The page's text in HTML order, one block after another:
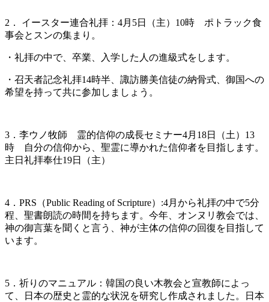
2． イースター連合礼拝：4月5日（主）10時 ポトラック食
事会とスンの集まり。
・礼拝の中で、卒業、入学した人の進級式をします。
・召天者記念礼拝14時半、諏訪勝美信徒の納骨式、御国への
希望を持って共に参加しましょう。
3．李ウノ牧師 霊的信仰の成長セミナー4月18日（土）13
時 自分の信仰から、聖霊に導かれた信仰者を目指します。
主日礼拝奉仕19日（主）
4．PRS（Public Reading of Scripture）:4月から礼拝の中で5分
程、聖書朗読の時間を持ちます。今年、オンヌリ教会では、
神の御言葉を聞くと言う、神が主体の信仰の回復を目指して
います。
5．祈りのマニュアル：韓国の良い木教会と宣教師によっ
て、日本の歴史と霊的な状況を研究し作成されました。日本